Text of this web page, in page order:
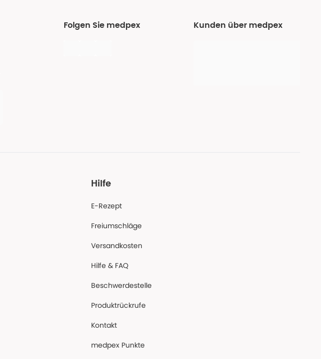
Folgen Sie medpex Kunden über medpex
Hilfe
E-Rezept
Freiumschläge
Versandkosten
Hilfe & FAQ
Beschwerdestelle
Produktrückrufe
Kontakt
medpex Punkte